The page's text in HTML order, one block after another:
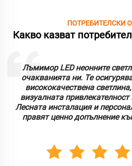
ПОТРЕБИТЕЛСКИ
Какво казват
Лъмимор LED неонните
очакванията ни. Те
висококачествена
визуалната
Лесната инсталация и
правят ценно допълнение